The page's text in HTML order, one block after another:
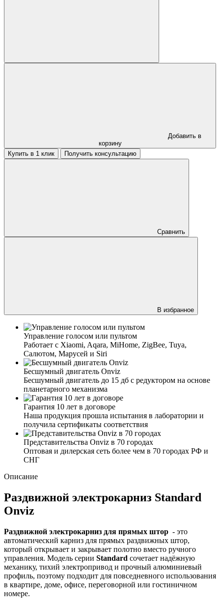
Добавить в
корзину
Купить в 1 клик
Получить консультацию
Сравнить
В избранное
Управление голосом или пультом
Работает с Xiaomi, Aqara, MiHome, ZigBee, Tuya,
Салютом, Марусей и Siri
Бесшумный двигатель Onviz
Бесшумный двигатель до 15 дб с редуктором на основе
планетарного механизма
Гарантия 10 лет в договоре
Наша продукция прошла испытания в лаборатории и
получила сертификаты соответствия
Представительства Onviz в 70 городах
Оптовая и дилерская сеть более чем в 70 городах РФ и
СНГ
Описание
Раздвижной электрокарниз Standard
Onviz
Раздвижной электрокарниз для прямых штор - это
автоматический карниз для прямых раздвижных штор,
который открывает и закрывает полотно вместо ручного
управления. Модель серии Standard сочетает надёжную
механику, тихий электропривод и прочный алюминиевый
профиль, поэтому подходит для повседневного использования
в квартире, доме, офисе, переговорной или гостиничном
номере.